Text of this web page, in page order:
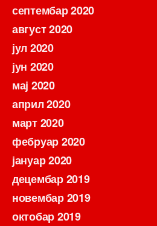
септембар 2020
август 2020
јул 2020
јун 2020
мај 2020
април 2020
март 2020
фебруар 2020
јануар 2020
децембар 2019
новембар 2019
октобар 2019